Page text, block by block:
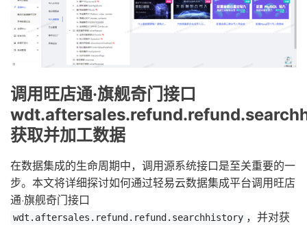
调用旺店通·旗舰奇门接口
获取并加工数据
在数据集成的生命周期中，调用源系统接口是至关重要的一
步。本文将详细探讨如何通过轻易云数据集成平台调用旺店
通·旗舰奇门接口
wdt.aftersales.refund.refund.searchhistory ，并对获